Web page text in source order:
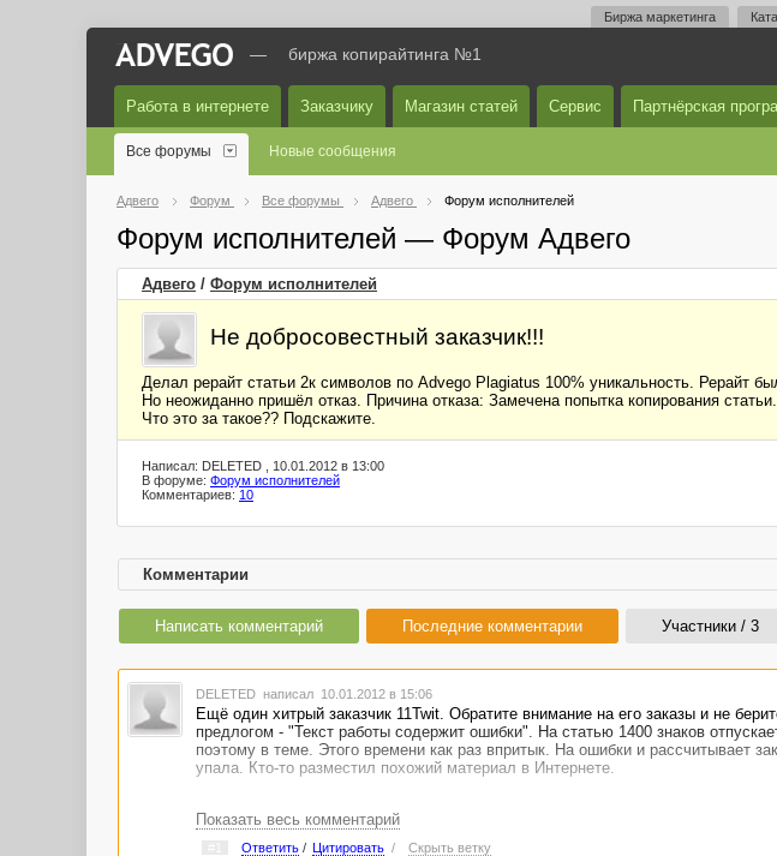
Биржа маркетинга
— биржа копирайтинга №1
Работа в интернете Заказчику Магазин статей Сервис Партнёрская
Все форумы Новые сообщения
Адвего Форум Все форумы Адвего Форум исполнителей
Форум исполнителей — Форум Адвего
Адвего / Форум исполнителей
Не добросовестный заказчик!!!
Делал рерайт статьи 2к символов по Advego Plagiatus 100% уникальность. Рерайт
Но неожиданно пришёл отказ. Причина отказа: Замечена попытка копирования статьи.
Что это за такое?? Подскажите.
Написал: DELETED , 10.01.2012 в 13:00
В форуме: Форум исполнителей
Комментариев: 10
Комментарии
Написать комментарий Последние комментарии Участники / 3
DELETED написал 10.01.2012 в 15:06
Ещё один хитрый заказчик 11Twit. Обратите внимание на его заказы и не
предлогом - "Текст работы содержит ошибки". На статью 1400 знаков
поэтому в теме. Этого времени как раз впритык. На ошибки и рассчитывает
упала. Кто-то разместил похожий материал в Интернете.
Показать весь комментарий
Ответить/ Цитировать / Скрыть ветку